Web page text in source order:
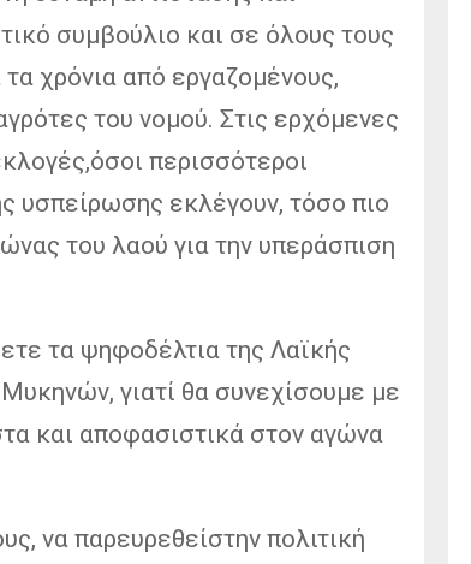
συμβούλιο και σε όλους τους
χρόνια από εργαζομένους,
του νομού. Στις ερχόμενες
περισσότεροι
υσπείρωσης εκλέγουν, τόσο πιο
του λαού για την υπεράσπιση
τα ψηφοδέλτια της Λαϊκής
γιατί θα συνεχίσουμε με
και αποφασιστικά στον αγώνα
να παρευρεθείστην πολιτική